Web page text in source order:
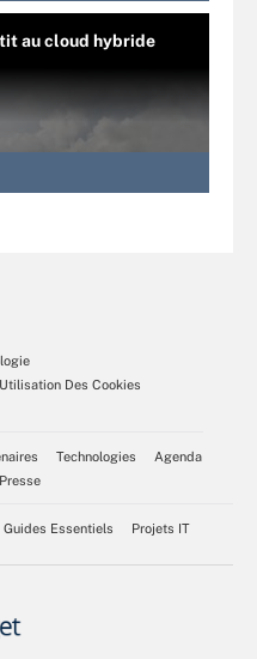
au cloud hybride
Utilisation Des Cookies
Technologies
Agenda
Guides Essentiels Projets IT